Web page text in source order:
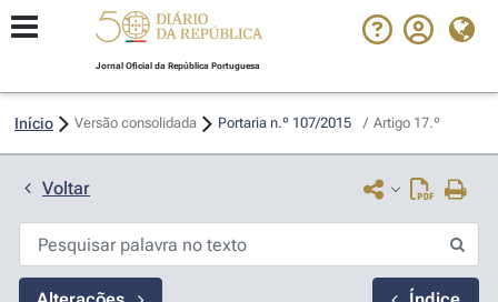
Jornal Oficial da República Portuguesa
Início Versão consolidada Portaria n.º 107/2015 / Artigo 17.º
Voltar